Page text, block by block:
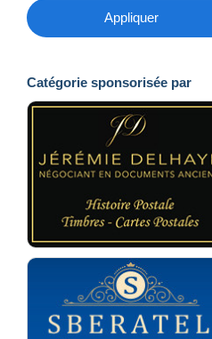
Appliquer
Catégorie sponsorisée par